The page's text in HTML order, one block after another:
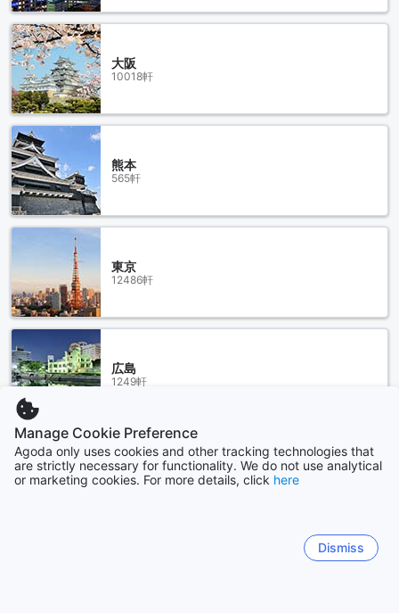
大阪
10018軒
熊本
565軒
東京
12486軒
広島
1249軒
もっと見る
全て表示
Manage Cookie Preference
Agoda only uses cookies and other tracking technologies that
are strictly necessary for functionality. We do not use analytical
or marketing cookies. For more details, click here
Dismiss